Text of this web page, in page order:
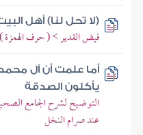
(لا تحل لنا) أهل
فيض القدير > ( حرف الهمزة )
أما علمت أن آل
يأكلون الصدقة
التوضيح لشرح الجامع
عند صرام النخل